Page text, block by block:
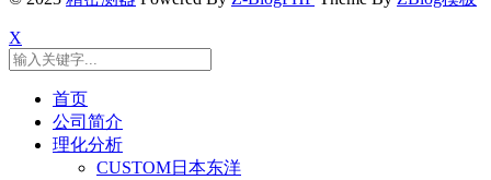
X
首页
公司简介
理化分析
CUSTOM日本东洋